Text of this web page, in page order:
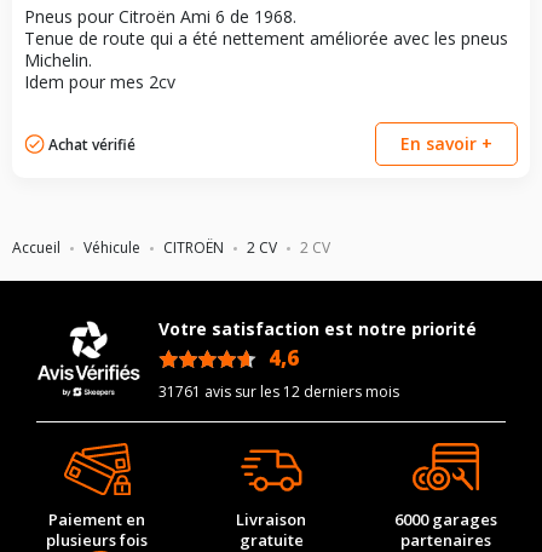
Accueil Véhicule CITROËN 2 CV 2 CV
Pneus pour Citroën Ami 6 de 1968.
Tenue de route qui a été nettement améliorée avec les pneus
Michelin.
Idem pour mes 2cv
Achat vérifié En savoir +
Votre satisfaction est notre priorité
4,6
31761 avis sur les 12 derniers mois
Paiement en
plusieurs fois
Livraison
gratuite
6000 garages
partenaires